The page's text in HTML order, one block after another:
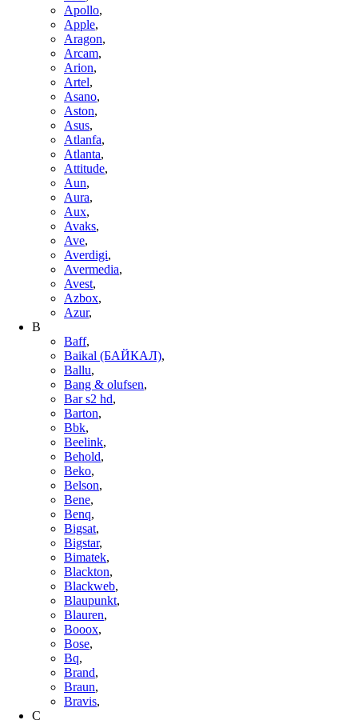
Apollo,
Apple,
Aragon,
Arcam,
Arion,
Artel,
Asano,
Aston,
Asus,
Atlanfa,
Atlanta,
Attitude,
Aun,
Aura,
Aux,
Avaks,
Ave,
Averdigi,
Avermedia,
Avest,
Azbox,
Azur,
B
Baff,
Baikal (БАЙКАЛ),
Ballu,
Bang & olufsen,
Bar s2 hd,
Barton,
Bbk,
Beelink,
Behold,
Beko,
Belson,
Bene,
Benq,
Bigsat,
Bigstar,
Bimatek,
Blackton,
Blackweb,
Blaupunkt,
Blauren,
Booox,
Bose,
Bq,
Brand,
Braun,
Bravis,
C